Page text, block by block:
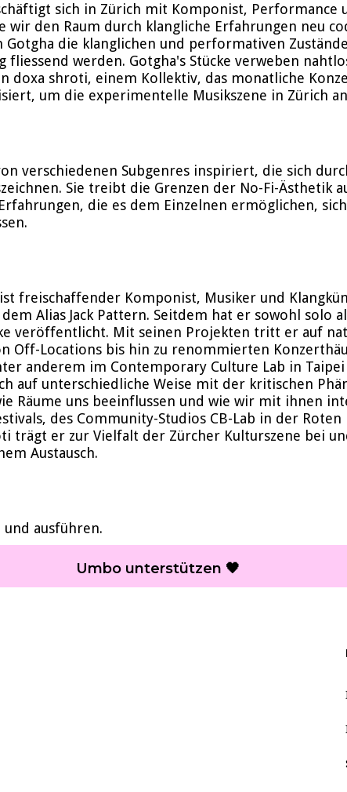
sich in Zürich mit Komponist, Performance
wir den Raum durch klangliche Erfahrungen neu
Gotgha die klanglichen und performativen
fliessend werden. Gotgha's Stücke verweben
doxa shroti, einem Kollektiv, das monatliche
um die experimentelle Musikszene in Zürich
verschiedenen Subgenres inspiriert, die sich
Sie treibt die Grenzen der No-Fi-Ästhetik
die es dem Einzelnen ermöglichen,
freischaffender Komponist, Musiker und
Alias Jack Pattern. Seitdem hat er sowohl solo
veröffentlicht. Mit seinen Projekten tritt er auf
Off-Locations bis hin zu renommierten
anderem im Contemporary Culture Lab in
auf unterschiedliche Weise mit der kritischen
Räume uns beeinflussen und wie wir mit ihnen
des Community-Studios CB-Lab in der
trägt er zur Vielfalt der Zürcher Kulturszene bei
Austausch.
ausführen.
Umbo unterstützen 🖤